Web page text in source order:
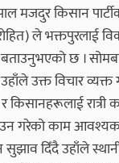
मजदुर किसान
ले भक्तपुरलाई
छ ।
उक्त विचार व्यक्त
किसानहरूलाई रात्री
गरेको काम
सुझाव दिँदै उहाँले